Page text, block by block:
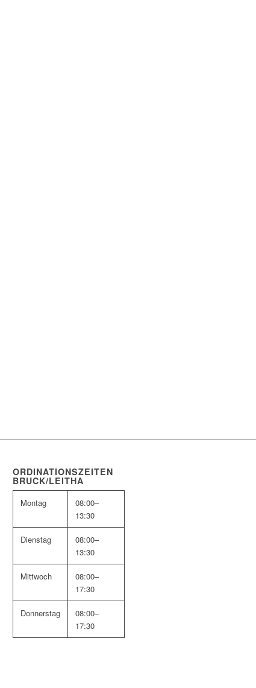
ORDINATIONSZEITEN
BRUCK/LEITHA
Montag
08:00–
13:30
Dienstag
08:00–
13:30
Mittwoch
08:00–
17:30
Donnerstag
08:00–
17:30